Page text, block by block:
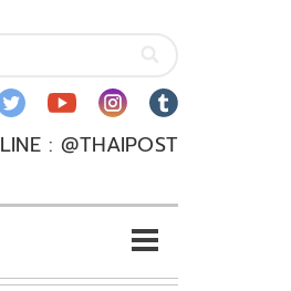
LINE : @THAIPOST